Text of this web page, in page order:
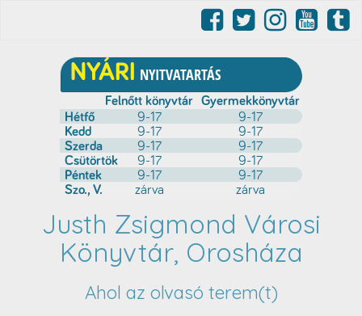
Justh Zsigmond Városi
Könyvtár, Orosháza
Ahol az olvasó terem(t)